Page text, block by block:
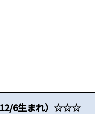
12/6生まれ）☆☆☆